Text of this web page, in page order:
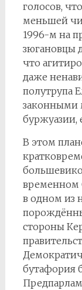
голосов,
меньшей
1996-м на
зюгановцы
что
даже
полутрупа
законными
буржуазии,
В этом
временном
в одном из
стороны
бутафория